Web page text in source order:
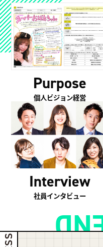
Purpose
個人ビジョン経営
Interview
社員インタビュー